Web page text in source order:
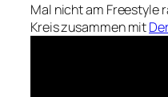
Mal nicht am Freestyle
Kreis zusammen mit